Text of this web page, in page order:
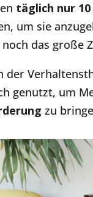
täglich nur
um sie
das große
der
genutzt, um
zu